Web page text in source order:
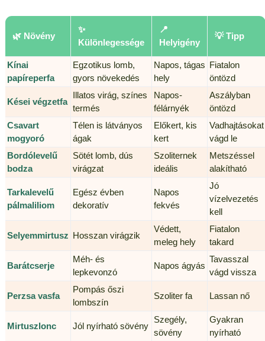
🌿 Növény
✨
Különlegessége
📍
Helyigény
💡 Tipp
Kínai
papíreperfa
Egzotikus lomb,
gyors növekedés
Napos, tágas
hely
Fiatalon
öntözd
Kései végzetfa
Illatos virág, színes
termés
Napos-
félárnyék
Aszályban
öntözd
Csavart
mogyoró
Télen is látványos
ágak
Előkert, kis
kert
Vadhajtásokat
vágd le
Bordólevelű
bodza
Sötét lomb, dús
virágzat
Szoliternek
ideális
Metszéssel
alakítható
Tarkalevelű
pálmaliliom
Egész évben
dekoratív
Napos
fekvés
Jó
vízelvezetés
kell
Selyemmirtusz Hosszan virágzik
Védett,
meleg hely
Fiatalon
takard
Barátcserje
Méh- és
lepkevonzó
Napos ágyás
Tavasszal
vágd vissza
Perzsa vasfa
Pompás őszi
lombszín
Szoliter fa Lassan nő
Mirtuszlonc Jól nyírható sövény
Szegély,
sövény
Gyakran
nyírható